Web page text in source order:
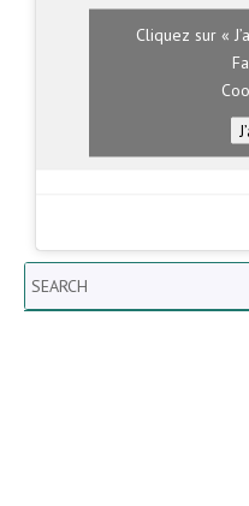
Cliquez sur «
Search